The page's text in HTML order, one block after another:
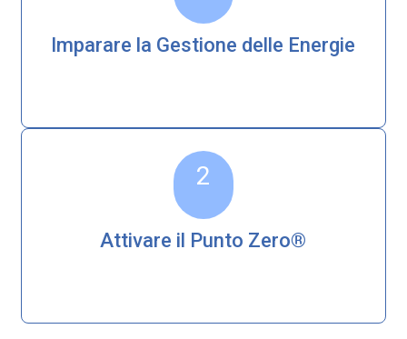
Imparare la Gestione delle Energie
2
Attivare il Punto Zero®